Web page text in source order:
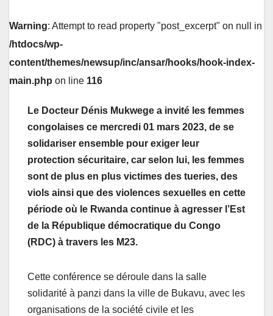
Warning: Attempt to read property "post_excerpt" on null in
/htdocs/wp-
content/themes/newsup/inc/ansar/hooks/hook-index-
main.php on line 116
Le Docteur Dénis Mukwege a invité les femmes
congolaises ce mercredi 01 mars 2023, de se
solidariser ensemble pour exiger leur
protection sécuritaire, car selon lui, les femmes
sont de plus en plus victimes des tueries, des
viols ainsi que des violences sexuelles en cette
période où le Rwanda continue à agresser l’Est
de la République démocratique du Congo
(RDC) à travers les M23.
Cette conférence se déroule dans la salle
solidarité à panzi dans la ville de Bukavu, avec les
organisations de la société civile et les